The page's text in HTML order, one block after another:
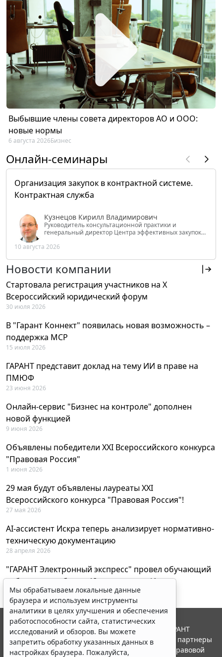
Выбывшие члены совета директоров АО и ООО:
новые нормы
6 августа 2026Бизнес
Онлайн-семинары
Организация закупок в контрактной системе.
Контрактная служба
Кузнецов Кирилл Владимирович
Руководитель консультационной практики и
генеральный директор Центра эффективных закупок
РФ
10 августа 2026
Новости компании
Стартовала регистрация участников на X
Всероссийский юридический форум
30 июля 2026
В "Гарант Коннект" появилась новая возможность –
поддержка MCP
15 июля 2026
ГАРАНТ представит доклад на тему ИИ в праве на
ПМЮФ
23 июня 2026
Онлайн-сервис "Бизнес на контроле" дополнен
новой функцией
9 июня 2026
Объявлены победители XXI Всероссийского конкурса
"Правовая Россия"
1 июня 2026
29 мая будут объявлены лауреаты XXI
Всероссийского конкурса "Правовая Россия"!
27 мая 2026
AI-ассистент Искра теперь анализирует нормативно-
техническую документацию
28 апреля 2026
"ГАРАНТ Электронный экспресс" провел обучающий
вебинар по работе с AI-ассистентом Искра
23 апреля 2026
Мы обрабатываем локальные данные
браузера и используем инструменты
аналитики в целях улучшения и обеспечения
работоспособности сайта, статистических
исследований и обзоров. Вы можете
запретить обработку указанных данных в
настройках браузера. Пожалуйста,
© ООО "НПП "ГАРАНТ-СЕРВИС", 2026. Система ГАРАНТ
выпускается с 1990 года. Компания "Гарант" и ее партнеры
являются участниками Российской ассоциации правовой